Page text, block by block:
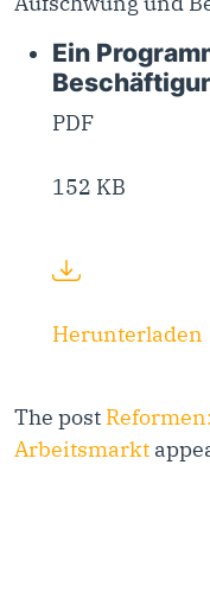
Ein
PDF
152 KB
Herunterladen
The post
Arbeitsmarkt